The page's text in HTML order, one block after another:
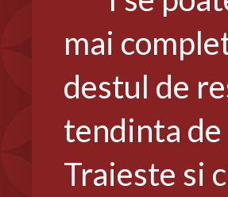
mai
destul de
tendinta de
Traieste si